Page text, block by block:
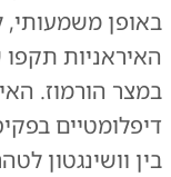
באופן
האיראניות
במצר הורמוז.
דיפלומטיים
בין וושינגטון